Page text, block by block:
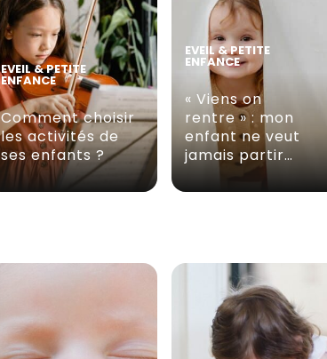
EVEIL & PETITE
ENFANCE
Comment choisir
les activités de
ses enfants ?
EVEIL & PETITE
ENFANCE
« Viens on
rentre » : mon
enfant ne veut
jamais partir…